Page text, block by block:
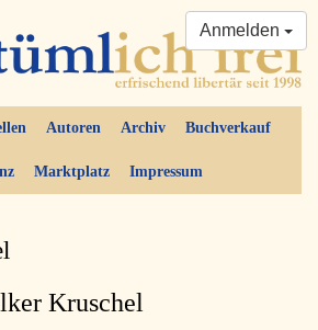
Autoren Archiv Buchverkauf
Marktplatz Impressum
Anmelden
Kruschel